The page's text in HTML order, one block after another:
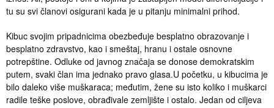
tu su svi članovi osigurani kada je u pitanju minimalni prihod.
Kibuc svojim pripadnicima obezbeđuje besplatno obrazovanje i
besplatno zdravstvo, kao i smeštaj, hranu i ostale osnovne
potrepštine. Odluke od javnog značaja se donose demokratskim
putem, svaki član ima jednako pravo glasa.U početku, u kibucima je
bilo daleko više muškaraca; međutim, žene su isto koliko i muškarci
radile teške poslove, obrađivale zemljište i ostalo. Jedan od ciljeva